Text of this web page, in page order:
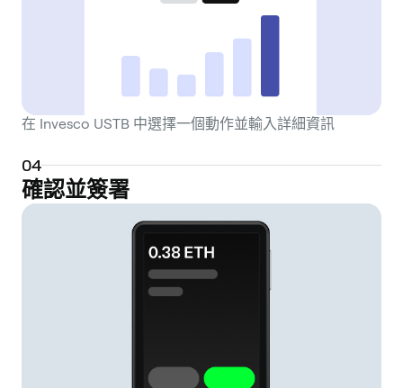
在 Invesco USTB 中選擇一個動作並輸入詳細資訊
04
確認並簽署